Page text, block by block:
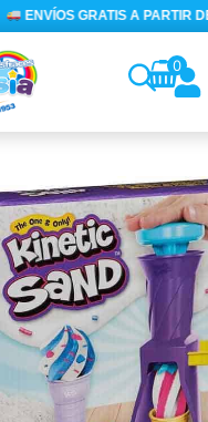
ENVÍOS GRATIS A PARTIR
0